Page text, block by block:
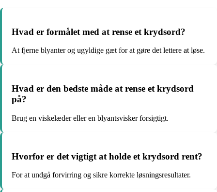
Hvad er formålet med at rense et krydsord?
At fjerne blyanter og ugyldige gæt for at gøre det lettere at løse.
Hvad er den bedste måde at rense et krydsord
på?
Brug en viskelæder eller en blyantsvisker forsigtigt.
Hvorfor er det vigtigt at holde et krydsord rent?
For at undgå forvirring og sikre korrekte løsningsresultater.